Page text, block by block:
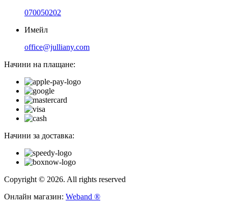
070050202
Имейл
office@julliany.com
Начини на плащане:
Начини за доставка:
Copyright © 2026. All rights reserved
Онлайн магазин: Weband ®